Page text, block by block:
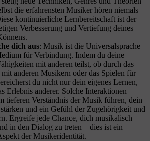
die erfahrensten Musiker hören niemals
kontinuierliche Lernbereitschaft ist der
Verbesserung und Vertiefung deines
dich aus: Musik ist die Universalsprache
für Verbindung. Indem du deine
mit anderen teilst, ob durch das
mit anderen Musikern oder das Spielen für
du nicht nur dein eigenes Lernen,
Erlebnis anderer. Solche Interaktionen
tieferen Verständnis der Musik führen, dein
stärken und ein Gefühl der Zugehörigkeit und
Ergreife jede Chance, dich musikalisch
in den Dialog zu treten – dies ist ein
der Musikeridentität.